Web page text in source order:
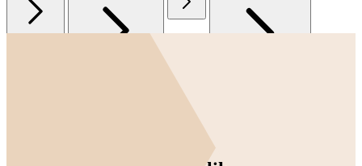
Radon og ventilasjon – slik reduserer du radonnivået i boligen